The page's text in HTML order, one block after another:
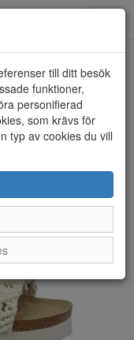
till ditt besök
funktioner,
personifierad
som krävs för
typ av cookies du vill